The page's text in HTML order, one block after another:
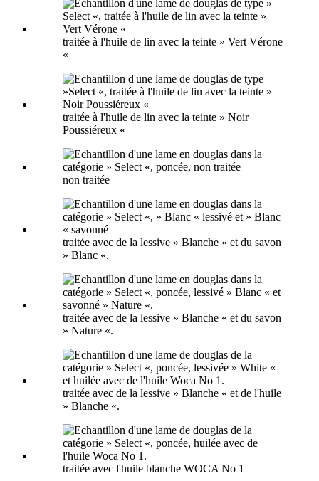
traitée à l'huile de lin avec la teinte » Vert Vérone
«
traitée à l'huile de lin avec la teinte » Noir
Poussiéreux «
non traitée
traitée avec de la lessive » Blanche « et du savon
» Blanc «.
traitée avec de la lessive » Blanche « et du savon
» Nature «.
traitée avec de la lessive » Blanche « et de l'huile
» Blanche «.
traitée avec l'huile blanche WOCA No 1